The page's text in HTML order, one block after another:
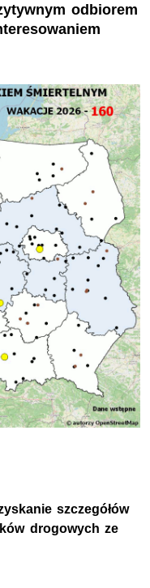
odbiorem
wakacyjnym
szczegółów
drogowych ze